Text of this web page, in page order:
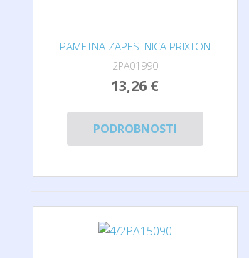
PAMETNA ZAPESTNICA PRIXTON
2PA01990
13,26 €
PODROBNOSTI